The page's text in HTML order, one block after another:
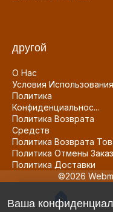
другой
О Нас
Условия Использования
Политика
Конфиденциальнос...
Политика Возврата
Средств
Политика Возврата
Политика Отмены
Политика Доставки
©2026
Ваша